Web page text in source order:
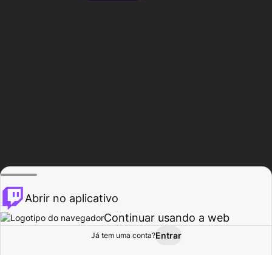
Procurar Atividade
Abrir no aplicativo
Continuar usando a web
Já tem uma conta?Entrar